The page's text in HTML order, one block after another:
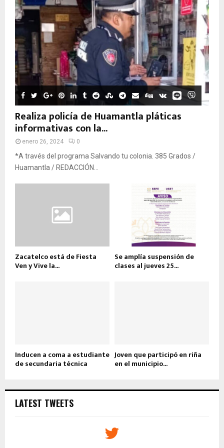
Realiza policía de Huamantla pláticas
informativas con la...
enero 26, 2024 0
*A través del programa Salvando tu colonia. 385 Grados /
Huamantla / REDACCIÓN...
Zacatelco está de Fiesta
Ven y Vive la...
Se amplía suspensión de
clases al jueves 25...
Inducen a coma a estudiante
de secundaria técnica
Joven que participó en riña
en el municipio...
LATEST TWEETS